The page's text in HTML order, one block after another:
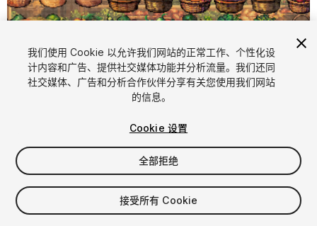
1/2
$4.99
增值税将在结算时计算
我们使用 Cookie 以允许我们网站的正常工作、个性化设
计内容和广告、提供社交媒体功能并分析流量。我们还同
社交媒体、广告和分析合作伙伴分享有关您使用我们网站
的信息。
Cookie 设置
全部拒绝
接受所有 Cookie